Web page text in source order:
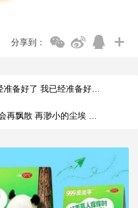
分享到：
准备好了 我已经准备好…
再飘散 再渺小的尘埃 …